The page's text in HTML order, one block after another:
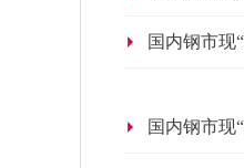
国内钢市现
国内钢市现